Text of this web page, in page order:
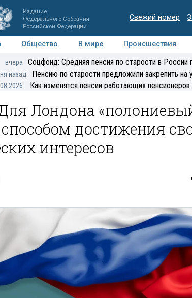
Издание
Федерального Собрания
Российской Федерации
Свежий номер
Общество В мире Происшествия
Мнения Регионы Медиацентр
вчера Соцфонд: Средняя пенсия по старости в России
назад Пенсию по старости предложили закрепить на
Как изменятся пенсии работающих пенсионеров
Лондона
достижения
интересов